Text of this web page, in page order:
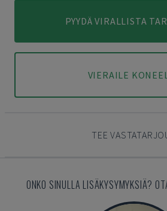
PYYDÄ VIRALLISTA
VIERAILE
TEE
ONKO SINULLA LISÄKYSYMYKSIÄ?